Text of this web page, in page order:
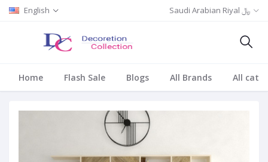
English Saudi Arabian Riyal ﷼
Home Flash Sale Blogs All Brands All